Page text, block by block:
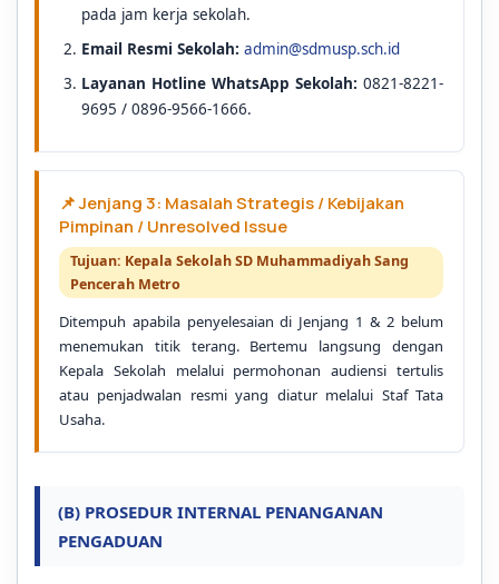
pada jam kerja sekolah.
Email Resmi Sekolah: admin@sdmusp.sch.id
Layanan Hotline WhatsApp Sekolah: 0821-8221-
9695 / 0896-9566-1666.
📌 Jenjang 3: Masalah Strategis / Kebijakan
Pimpinan / Unresolved Issue
Tujuan: Kepala Sekolah SD Muhammadiyah Sang
Pencerah Metro
Ditempuh apabila penyelesaian di Jenjang 1 & 2 belum
menemukan titik terang. Bertemu langsung dengan
Kepala Sekolah melalui permohonan audiensi tertulis
atau penjadwalan resmi yang diatur melalui Staf Tata
Usaha.
(B) PROSEDUR INTERNAL PENANGANAN
PENGADUAN